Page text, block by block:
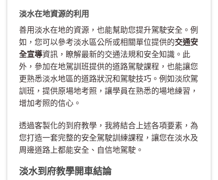
淡水在地資源的利用
善用淡水在地的資源，也能幫助您提升駕駛安全。例
如，您可以參考淡水區公所或相關單位提供的交通安
全宣導資訊，瞭解最新的交通法規和安全知識。此
外，參加在地駕訓班提供的道路駕駛課程，也能讓您
更熟悉淡水地區的道路狀況和駕駛技巧。例如淡欣駕
訓班，提供原場地考照，讓學員在熟悉的場地練習，
增加考照的信心。
透過客製化的到府教學，我將結合上述各項要素，為
您打造一套完整的安全駕駛訓練課程，讓您在淡水及
周邊道路上都能安全、自信地駕駛。
淡水到府教學開車結論